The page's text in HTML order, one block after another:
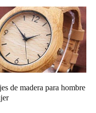
de madera para hombre